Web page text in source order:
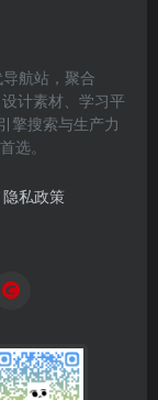
航站，聚合
计素材、学习平
擎搜索与生产力
选。
隐私政策